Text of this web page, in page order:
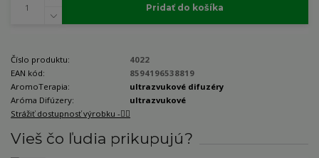
Pridať do košíka
Číslo produktu:
4022
EAN kód:
8594196538819
AromoTerapia:
ultrazvukové difuzéry
Aróma Difúzery:
ultrazvukové
Strážiť dostupnosť výrobku -🐕‍🦺
Vieš čo ľudia prikupujú?